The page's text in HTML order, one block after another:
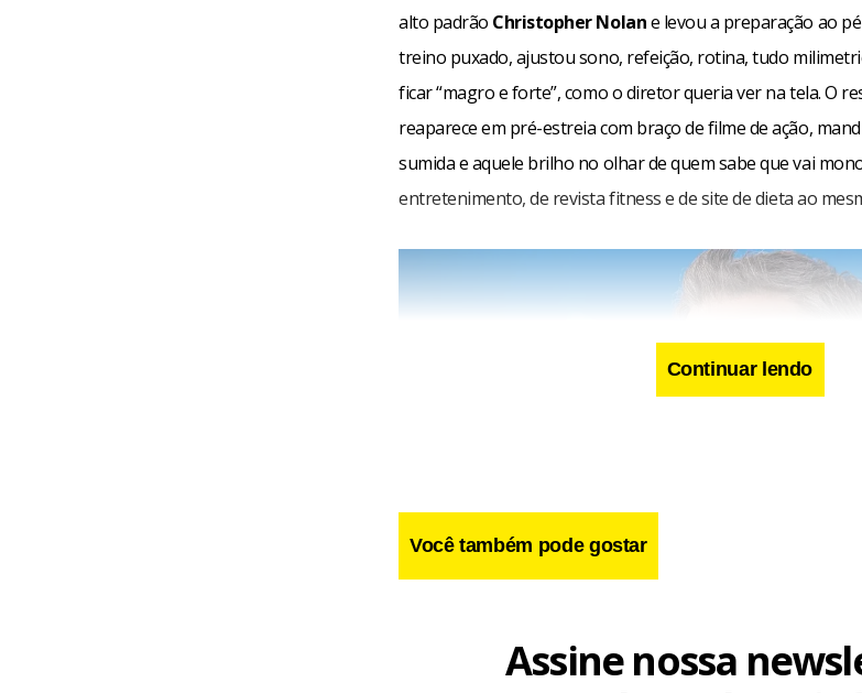
alto padrão Christopher Nolane levou a preparação ao
treino puxado, ajustou sono, refeição, rotina, tudo
ficar “magro e forte”, como o diretor queria ver na tela. O
reaparece em pré-estreia com braço de filme de ação,
sumida e aquele brilho no olhar de quem sabe que vai
entretenimento, de revista fitness e de site de dieta ao
Entre dieta sem glúten e treino pesado, Matt Damon voltou aos holofotes para
Continuar lendo
Você também pode gostar
Assine nossa